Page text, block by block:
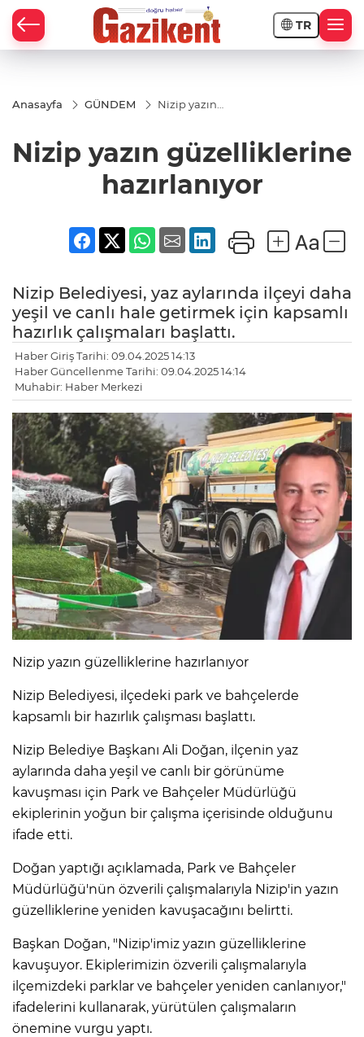
TR
Anasayfa GÜNDEM
Nizip yazın
Nizip yazın güzelliklerine
hazırlanıyor
Nizip Belediyesi, yaz aylarında ilçeyi daha
yeşil ve canlı hale getirmek için kapsamlı
hazırlık çalışmaları başlattı.
Haber Giriş Tarihi: 09.04.2025 14:13
Haber Güncellenme Tarihi: 09.04.2025 14:14
Muhabir: Haber Merkezi
Nizip yazın güzelliklerine hazırlanıyor
Nizip Belediyesi, ilçedeki park ve bahçelerde
kapsamlı bir hazırlık çalışması başlattı.
Nizip Belediye Başkanı Ali Doğan, ilçenin yaz
aylarında daha yeşil ve canlı bir görünüme
kavuşması için Park ve Bahçeler Müdürlüğü
ekiplerinin yoğun bir çalışma içerisinde olduğunu
ifade etti.
Doğan yaptığı açıklamada, Park ve Bahçeler
Müdürlüğü'nün özverili çalışmalarıyla Nizip'in yazın
güzelliklerine yeniden kavuşacağını belirtti.
Başkan Doğan, "Nizip'imiz yazın güzelliklerine
kavuşuyor. Ekiplerimizin özverili çalışmalarıyla
ilçemizdeki parklar ve bahçeler yeniden canlanıyor,"
ifadelerini kullanarak, yürütülen çalışmaların
önemine vurgu yaptı.